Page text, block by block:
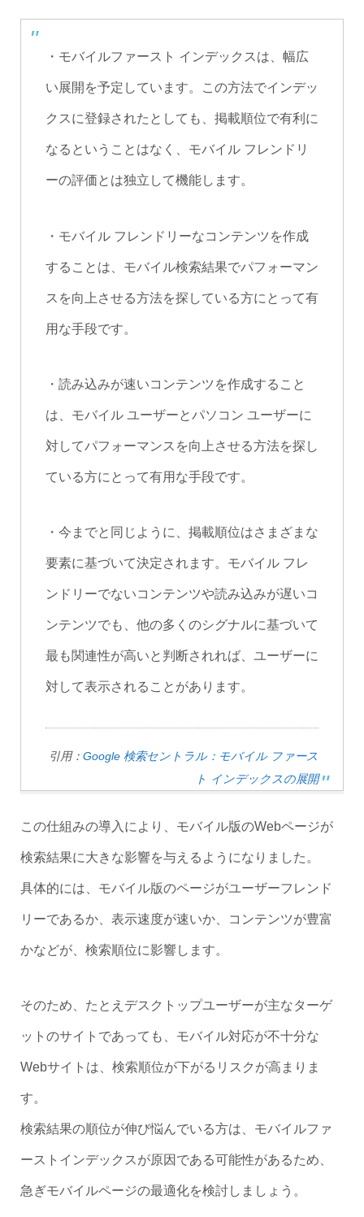
・モバイルファースト インデックスは、幅広
い展開を予定しています。この方法でインデッ
クスに登録されたとしても、掲載順位で有利に
なるということはなく、モバイル フレンドリ
ーの評価とは独立して機能します。
・モバイル フレンドリーなコンテンツを作成
することは、モバイル検索結果でパフォーマン
スを向上させる方法を探している方にとって有
用な手段です。
・読み込みが速いコンテンツを作成すること
は、モバイル ユーザーとパソコン ユーザーに
対してパフォーマンスを向上させる方法を探し
ている方にとって有用な手段です。
・今までと同じように、掲載順位はさまざまな
要素に基づいて決定されます。モバイル フレ
ンドリーでないコンテンツや読み込みが遅いコ
ンテンツでも、他の多くのシグナルに基づいて
最も関連性が高いと判断されれば、ユーザーに
対して表示されることがあります。
引用：Google 検索セントラル：モバイル ファース
ト インデックスの展開
この仕組みの導入により、モバイル版のWebページが
検索結果に大きな影響を与えるようになりました。
具体的には、モバイル版のページがユーザーフレンド
リーであるか、表示速度が速いか、コンテンツが豊富
かなどが、検索順位に影響します。
そのため、たとえデスクトップユーザーが主なターゲ
ットのサイトであっても、モバイル対応が不十分な
Webサイトは、検索順位が下がるリスクが高まりま
す。
検索結果の順位が伸び悩んでいる方は、モバイルファ
ーストインデックスが原因である可能性があるため、
急ぎモバイルページの最適化を検討しましょう。